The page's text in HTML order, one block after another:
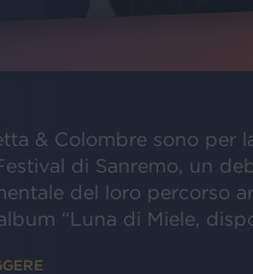
& Colombre sono per
di Sanremo, un
del loro percorso
“Luna di Miele,